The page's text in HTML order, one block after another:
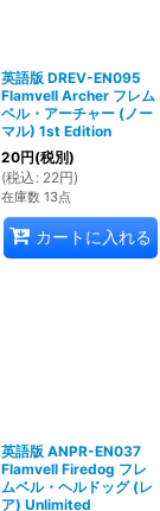
英語版 DREV-EN095
Flamvell Archer フレム
ベル・アーチャー (ノー
マル) 1st Edition
20円(税別)
(税込 : 22円)
在庫数 13点
カートに入れる
英語版 ANPR-EN037
Flamvell Firedog フレ
ムベル・ヘルドッグ (レ
ア) Unlimited